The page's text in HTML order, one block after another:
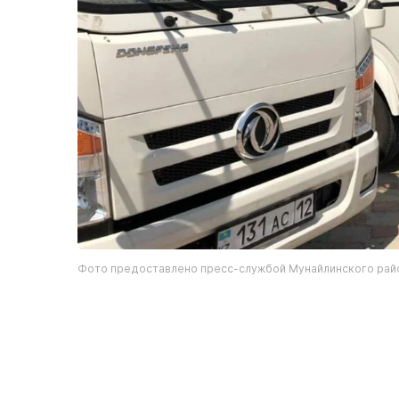
Фото предоставлено пресс-службой Мунайлинского